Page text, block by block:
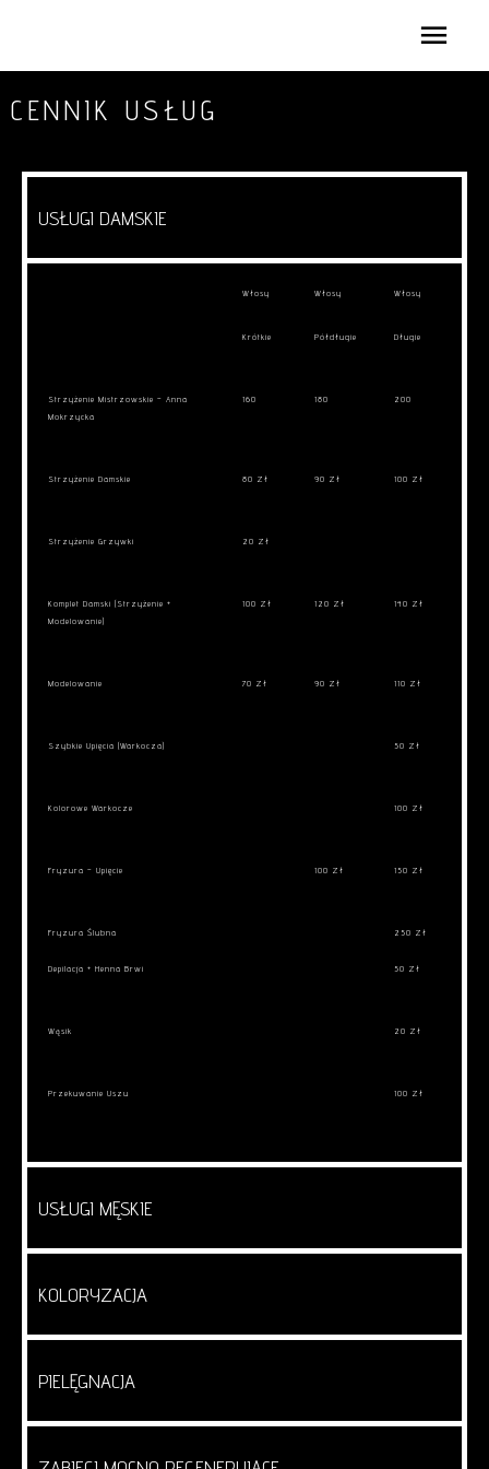
CENNIK USŁUG
USŁUGI DAMSKIE
Włosy
Krótkie
Włosy
Półdługie
Włosy
Długie
Strzyżenie Mistrzowskie – Anna
Mokrzycka
160 180 200
Strzyżenie Damskie 80 Zł 90 Zł 100 Zł
Strzyżenie Grzywki 20 Zł
Komplet Damski (strzyżenie +
Modelowanie)
100 Zł 120 Zł 140 Zł
Modelowanie 70 Zł 90 Zł 110 Zł
Szybkie Upięcia (warkocza) 50 Zł
Kolorowe Warkocze 100 Zł
Fryzura – Upięcie 100 Zł 150 Zł
Fryzura Ślubna 250 Zł
Depilacja + Henna Brwi 50 Zł
Wąsik 20 Zł
Przekuwanie Uszu 100 Zł
USŁUGI MĘSKIE
KOLORYZACJA
PIELĘGNACJA